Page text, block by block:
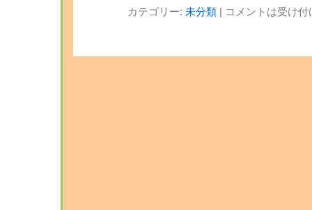
カテゴリー: 未分類| コメントは受け